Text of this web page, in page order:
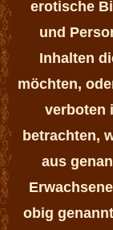
erotische
und
Inhalten
möchten,
verboten
betrachten,
aus
obig